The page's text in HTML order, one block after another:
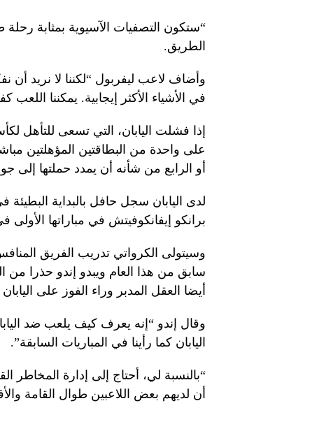
“ستكون التصفيات الآسيوية بمثابة
الطريق.
وأضاف لاعب ليفربول “لكننا لا نريد أن
في الأشياء الأكثر إيجابية. يمكننا
إذا فشلت اليابان، التي تسعى للتأهل
على واحدة من البطاقتين المؤهلتين
أو الرابع من شأنه أن يمدد حملتها إلى
برانكو إيفانكوفيتش في مباراتها الأولى
وسيتولى الكرواتي تدريب الفريق
أيضا العقل المدبر وراء الفوز على
وقال إندو “إنه يعرف كيف يلعب ضد
اليابان كما رأينا في المباريات السابقة”.
“بالنسبة لي، أحتاج إلى إدارة المخاطر
أن لديهم بعض اللاعبين طوال القامة